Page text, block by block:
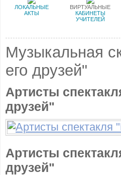
ЛОКАЛЬНЫЕ
АКТЫ
ВИРТУАЛЬНЫЕ
КАБИНЕТЫ
УЧИТЕЛЕЙ
Музыкальная
его друзей"
Артисты
друзей"
Артисты
друзей"